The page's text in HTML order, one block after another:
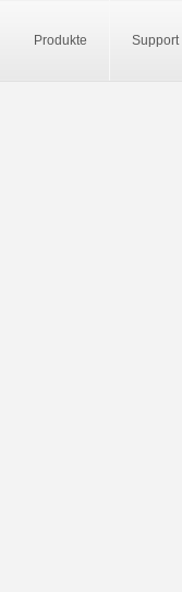
Produkte Support